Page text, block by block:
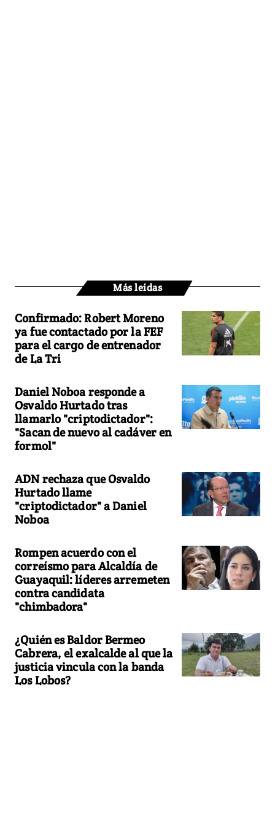
Más leídas
Confirmado: Robert Moreno
ya fue contactado por la FEF
para el cargo de entrenador
de La Tri
Daniel Noboa responde a
Osvaldo Hurtado tras
llamarlo "criptodictador":
"Sacan de nuevo al cadáver en
formol"
ADN rechaza que Osvaldo
Hurtado llame
"criptodictador" a Daniel
Noboa
Rompen acuerdo con el
correísmo para Alcaldía de
Guayaquil: líderes arremeten
contra candidata
"chimbadora"
¿Quién es Baldor Bermeo
Cabrera, el exalcalde al que la
justicia vincula con la banda
Los Lobos?